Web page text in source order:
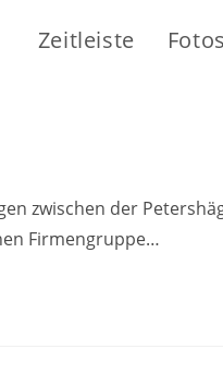
Zeitleiste Fotos
zwischen der
Firmengruppe…